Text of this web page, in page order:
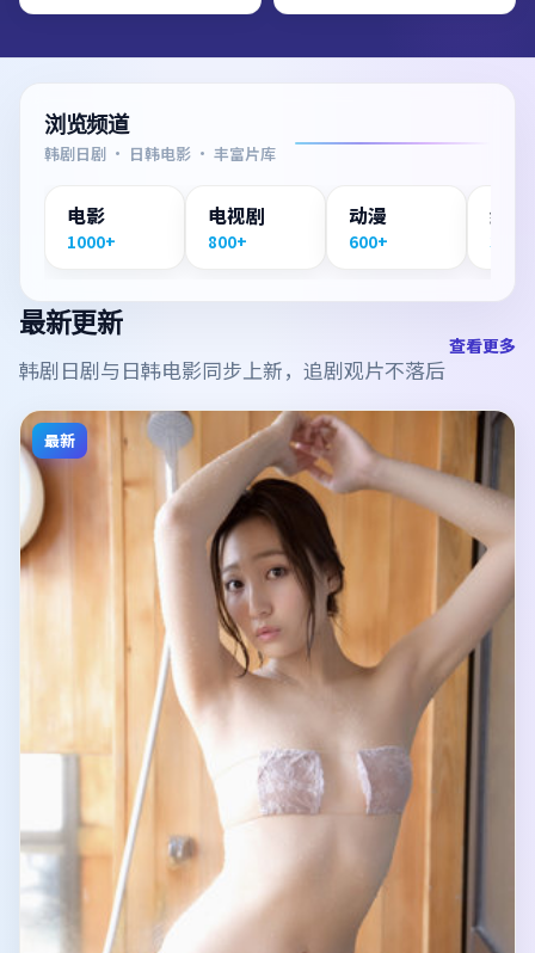
浏览频道
韩剧日剧 · 日韩电影 · 丰富片库
电影
1000+
电视剧
800+
动漫
600+
纪录
300+
最新更新
韩剧日剧与日韩电影同步上新，追剧观片不落后
查看更多
最新